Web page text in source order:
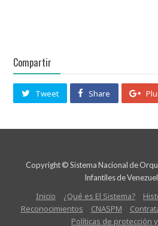
Compartir
Tweet Share
Copyright © Sistema Nacional de
Infantiles de
Inicio ¿Qué es El Sistema?
Reconocimientos
CNASPM
Políticas de protección